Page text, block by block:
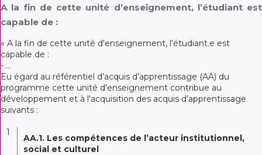
A la fin de cette unité d’enseignement, l’étudiant est
capable de :
« A la fin de cette unité d'enseignement, l'étudiant.e est
capable de :
- ...
Eu égard au référentiel d’acquis d’apprentissage (AA) du
programme cette unité d'enseignement contribue au
développement et à l'acquisition des acquis d’apprentissage
suivants :
1
AA.1. Les compétences de l’acteur institutionnel,
social et culturel